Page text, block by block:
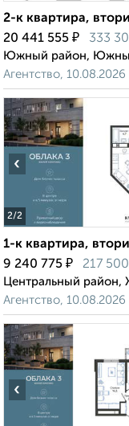
2-к квартира,
20 441 555 ₽ 333
Южный район,
Агентство, 10.08.2026
2/2
‹
1-к квартира,
9 240 775 ₽ 217 500
Центральный район,
Агентство, 10.08.2026
‹